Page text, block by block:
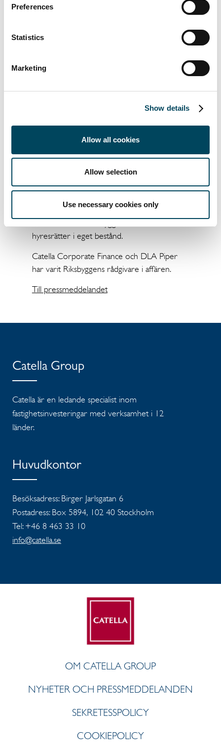
Preferences
Statistics
Marketing
Show details
Allow all cookies
Allow selection
Use necessary cookies only
Nyköping, 138 lägenheter, färdigställs 2020
hyresrätter under 2013. Efter försäljningen
hyresrätter i eget bestånd.
Catella Corporate Finance och DLA Piper
har varit Riksbyggens rådgivare i affären.
Till pressmeddelandet
Catella Group
Catella är en ledande specialist inom
fastighetsinvesteringar med verksamhet i 12
länder.
Huvudkontor
Besöksadress: Birger Jarlsgatan 6
Postadress: Box 5894, 102 40 Stockholm
Tel: +46 8 463 33 10
info@catella.se
OM CATELLA GROUP
NYHETER OCH PRESSMEDDELANDEN
SEKRETESSPOLICY
COOKIEPOLICY